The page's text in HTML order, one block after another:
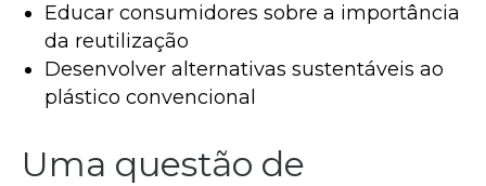
Educar consumidores sobre a importância
da reutilização
Desenvolver alternativas sustentáveis ao
plástico convencional
Uma questão de